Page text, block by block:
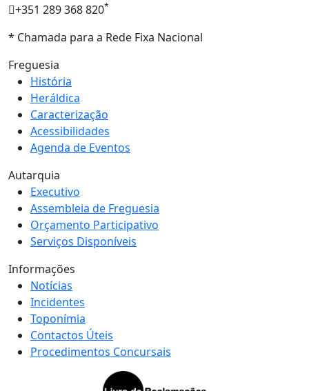
+351 289 368 820*
* Chamada para a Rede Fixa Nacional
Freguesia
História
Heráldica
Caracterização
Acessibilidades
Agenda de Eventos
Autarquia
Executivo
Assembleia de Freguesia
Orçamento Participativo
Serviços Disponíveis
Informações
Notícias
Incidentes
Toponímia
Contactos Úteis
Procedimentos Concursais